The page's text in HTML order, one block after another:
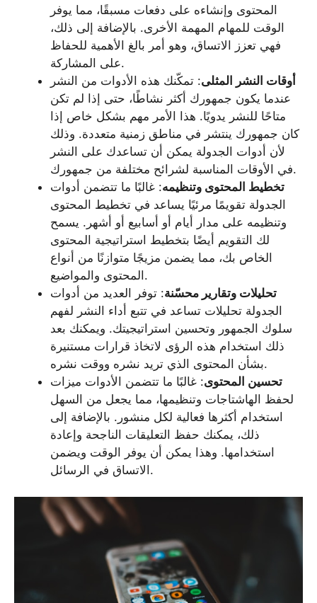
المحتوى وإنشاءه على دفعات مسبقًا، مما يوفر
الوقت للمهام المهمة الأخرى. بالإضافة إلى ذلك،
فهي تعزز الاتساق، وهو أمر بالغ الأهمية للحفاظ
على المشاركة.
أوقات النشر المثلى: تمكّنك هذه الأدوات من النشر
عندما يكون جمهورك أكثر نشاطًا، حتى إذا لم تكن
متاحًا للنشر يدويًا. هذا الأمر مهم بشكل خاص إذا
كان جمهورك ينتشر في مناطق زمنية متعددة. وذلك
لأن أدوات الجدولة يمكن أن تساعدك على النشر
في الأوقات المناسبة لشرائح مختلفة من جمهورك.
تخطيط المحتوى وتنظيمه: غالبًا ما تتضمن أدوات
الجدولة تقويمًا مرئيًا يساعد في تخطيط المحتوى
وتنظيمه على مدار أيام أو أسابيع أو أشهر. يسمح
لك التقويم أيضًا بتخطيط استراتيجية المحتوى
الخاص بك، مما يضمن مزيجًا متوازنًا من أنواع
المحتوى والمواضيع.
تحليلات وتقارير محسّنة: توفر العديد من أدوات
الجدولة تحليلات تساعد في تتبع أداء النشر لفهم
سلوك الجمهور وتحسين استراتيجيتك. ويمكنك بعد
ذلك استخدام هذه الرؤى لاتخاذ قرارات مستنيرة
بشأن المحتوى الذي تريد نشره ووقت نشره.
تحسين المحتوى: غالبًا ما تتضمن الأدوات ميزات
لحفظ الهاشتاجات وتنظيمها، مما يجعل من السهل
استخدام أكثرها فعالية لكل منشور. بالإضافة إلى
ذلك، يمكنك حفظ التعليقات الناجحة وإعادة
استخدامها. وهذا يمكن أن يوفر الوقت ويضمن
الاتساق في الرسائل.